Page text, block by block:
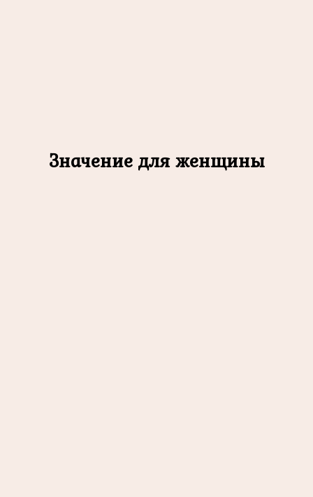
Значение для женщины